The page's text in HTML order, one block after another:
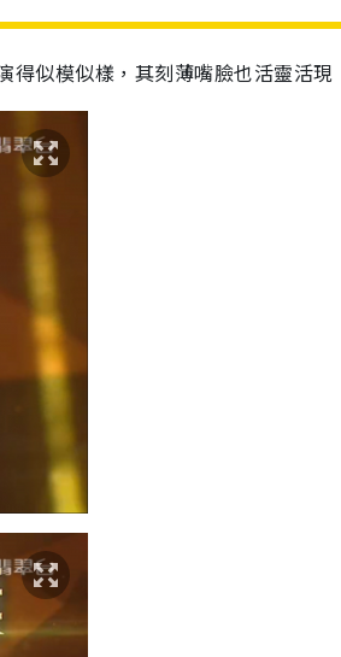
得似模似樣，其刻薄嘴臉也活靈活現